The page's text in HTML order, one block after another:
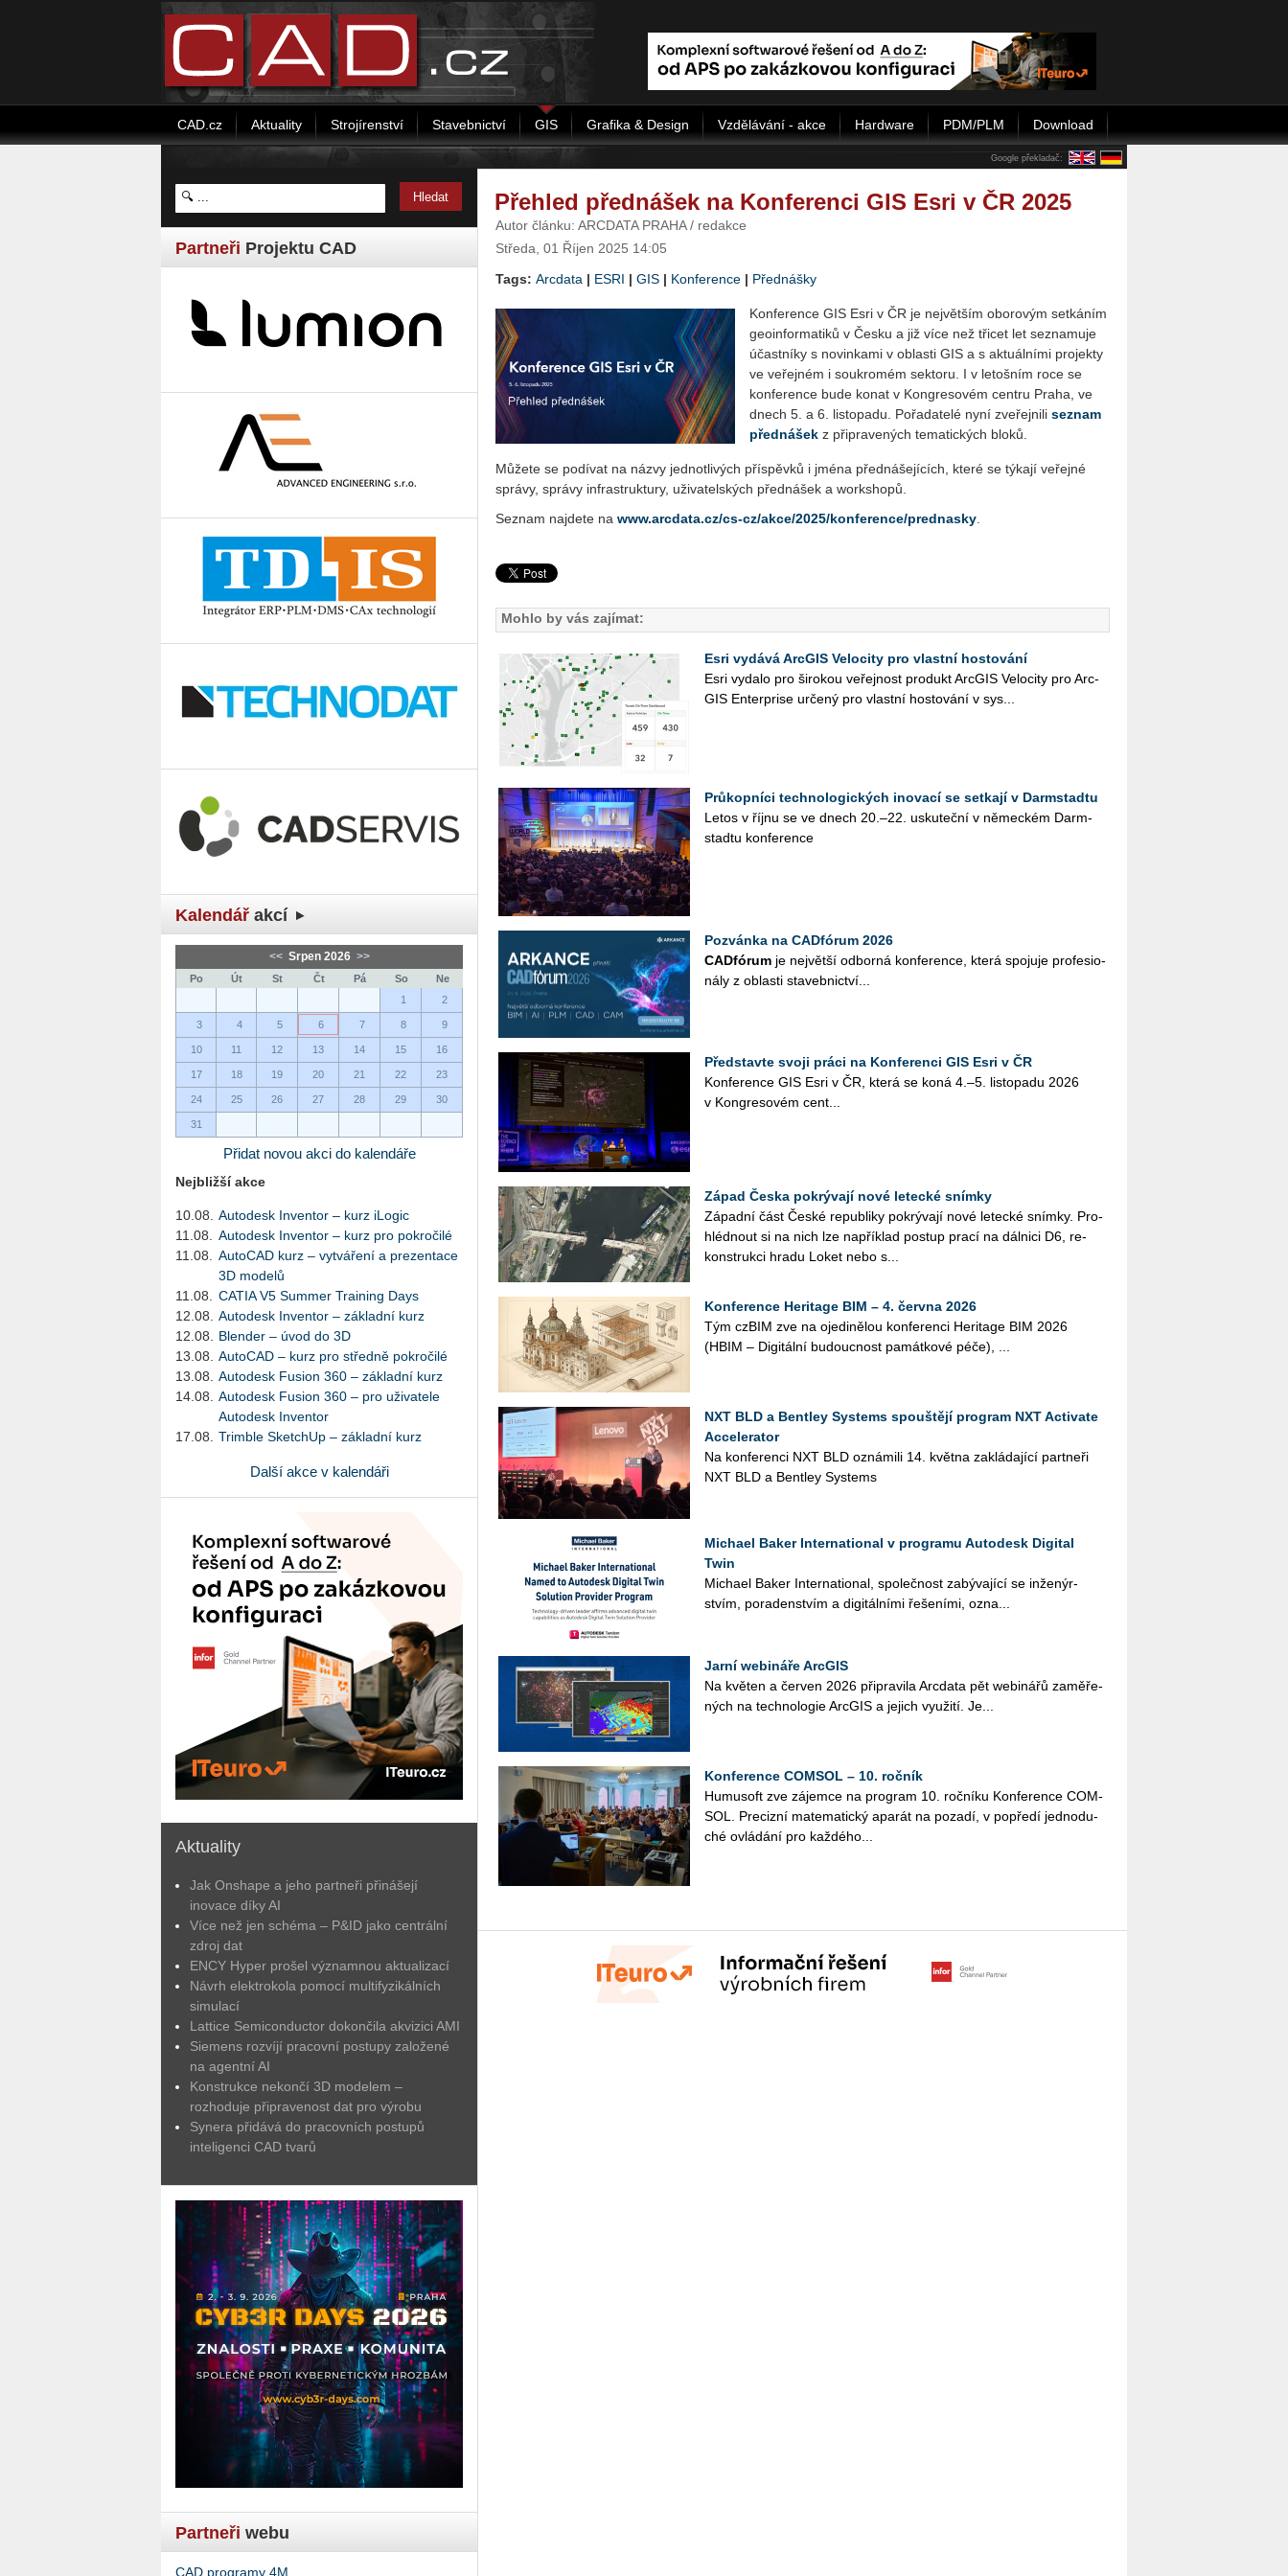
CAD.cz Aktuality Strojírenství Stavebnictví GIS Grafika & Design Vzdělávání - akce Hardware PDM/PLM Download
Google překladač:
Partneři Projektu CAD
Kalendář akcí
<< Srpen 2026 >>
Po Út St Čt Pá So
Ne
1
2
3 4 5 6 7 8 9
10 11 12 13 14 15 16
17 18 19 20 21 22 23
24 25 26 27 28 29 30
31
Přidat novou akci do kalendáře
Nejbližší akce
10.08.
Autodesk Inventor – kurz iLogic
11.08.
Autodesk Inventor – kurz pro pokročilé
11.08.
AutoCAD kurz – vytváření a prezentace
3D modelů
11.08.
CATIA V5 Summer Training Days
12.08.
Autodesk Inventor – základní kurz
12.08.
Blender – úvod do 3D
13.08.
AutoCAD – kurz pro středně pokročilé
13.08.
Autodesk Fusion 360 – základní kurz
14.08.
Autodesk Fusion 360 – pro uživatele
Autodesk Inventor
17.08.
Trimble SketchUp – základní kurz
Další akce v kalendáři
Aktuality
Jak Onshape a jeho partneři přinášejí
inovace díky AI
Více než jen schéma – P&ID jako centrální
zdroj dat
ENCY Hyper prošel významnou aktualizací
Návrh elektrokola pomocí multifyzikálních
simulací
Lattice Semiconductor dokončila akvizici AMI
Siemens rozvíjí pracovní postupy založené
na agentní AI
Konstrukce nekončí 3D modelem –
rozhoduje připravenost dat pro výrobu
Synera přidává do pracovních postupů
inteligenci CAD tvarů
Partneři webu
CAD programy 4M
Přehled přednášek na Konferenci GIS Esri v ČR 2025
Autor článku: ARCDATA PRAHA / redakce
Středa, 01 Říjen 2025 14:05
Tags: Arcdata | ESRI | GIS | Konference | Přednášky
Kon­fe­ren­ce GIS Esri v ČR je nej­vět­ším obo­ro­vým se­tká­ním
ge­o­in­for­ma­ti­ků v Česku a již více než tři­cet let se­zna­mu­je
účast­ní­ky s no­vin­ka­mi v ob­las­ti GIS a s ak­tu­ál­ní­mi pro­jek­ty
ve ve­řej­ném i sou­kro­mém sek­to­ru. I v le­toš­ním roce se
kon­fe­ren­ce bude konat v Kon­gre­so­vém cen­t­ru Praha, ve
dnech 5. a 6. lis­to­pa­du. Pořadatelé nyní zveřejnili se­znam
před­ná­šek z při­pra­ve­ných te­ma­tic­kých bloků.
Mů­že­te se po­dí­vat na názvy jed­not­li­vých pří­spěv­ků i jména před­ná­še­jí­cích, které se týkají ve­řej­né
sprá­vy, sprá­vy in­frastruk­tu­ry, uži­va­tel­ských před­náše­k a worksho­pů.
Se­znam na­jde­te na www.arcdata.cz/cs-cz/akce/2025/konference/prednasky
Mohlo by vás zajímat:
Esri vydává ArcGIS Velocity pro vlastní hostování
Esri vy­da­lo pro ši­ro­kou ve­řej­nost pro­dukt Arc­GIS Ve­lo­ci­ty pro Arc­
GIS En­ter­pri­se ur­če­ný pro vlast­ní hos­to­vá­ní v sys­...
Průkopníci technologických inovací se setkají v Darmstadtu
Letos v říjnu se ve dnech 20.–22. usku­teč­ní v ně­mec­kém Darm­
sta­d­tu kon­fe­ren­ce
Pozvánka na CADfórum 2026
CAD­fó­rum je nej­vět­ší od­bor­ná kon­fe­ren­ce, která spo­ju­je pro­fe­si­o­
ná­ly z ob­las­ti sta­veb­nic­tví...
Představte svoji práci na Konferenci GIS Esri v ČR
Kon­fe­ren­ce GIS Esri v ČR, která se koná 4.–5. lis­to­pa­du 2026
v Kon­gre­so­vém cen­t­...
Západ Česka pokrývají nové letecké snímky
Zá­pad­ní část České re­pub­li­ky po­krý­va­jí nové le­tec­ké sním­ky. Pro­
hléd­nout si na nich lze na­pří­klad po­stup prací na dál­ni­ci D6, re­
kon­struk­ci hradu Loket nebo s...
Konference Heritage BIM – 4. června 2026
Tým czBIM zve na oje­di­ně­lou kon­fe­ren­ci He­ri­tage BIM 2026
(HBIM – Di­gi­tál­ní bu­douc­nost pa­mát­ko­vé péče), ...
NXT BLD a Bentley Systems spouštějí program NXT Activate
Accelerator
Na kon­fe­ren­ci NXT BLD ozná­mi­li 14. květ­na za­klá­da­jí­cí part­ne­ři
NXT BLD a Bent­ley Sys­tems
Michael Baker International v programu Autodesk Digital
Twin
Mi­cha­el Baker In­ter­nati­o­nal, spo­leč­nost za­bý­va­jí­cí se in­že­nýr­
stvím, po­ra­den­stvím a di­gi­tál­ní­mi ře­še­ní­mi, ozna...
Jarní webináře ArcGIS
Na kvě­ten a čer­ven 2026 při­pra­vi­la Arc­da­ta pět webi­ná­řů za­mě­ře­
ných na tech­no­lo­gie Ar­c­GIS a je­jich vy­u­ži­tí. Je...
Konference COMSOL – 10. ročník
Hu­mu­soft zve zá­jem­ce na pro­gram 10. roč­ní­ku Kon­fe­ren­ce COM­
SOL. Pre­ciz­ní ma­te­ma­tic­ký apa­rát na po­za­dí, v po­pře­dí jed­no­du­
ché ovlá­dá­ní pro kaž­dé­ho...